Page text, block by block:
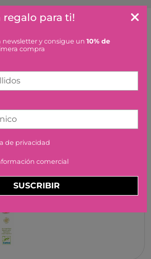
o que combinan
OCA MUSICAL NEWBORN
MAGNETICO MAGNIMO
DJECO
regalo para ti!
newsletter y consigue un 10% de
compra
de privacidad
comercial
SUSCRIBIR